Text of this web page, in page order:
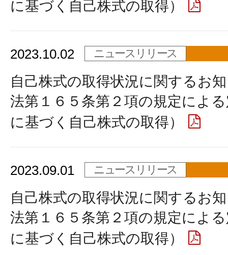
に基づく自己株式の取得）
2023.10.02 ニュースリリース
自己株式の取得状況に関するお
法第１６５条第２項の規定によ
に基づく自己株式の取得）
2023.09.01 ニュースリリース
自己株式の取得状況に関するお
法第１６５条第２項の規定によ
に基づく自己株式の取得）